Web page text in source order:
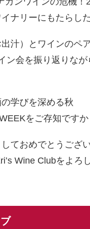
ナリーにもたらし
汁）とワインのペ
ン会を振り返りなが
学びを深める秋
をご存知ですか
ておめでとうござ
Wine Clubをよろ